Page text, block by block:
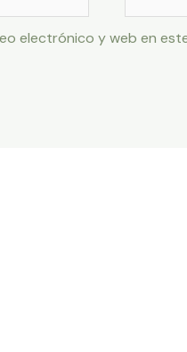
electrónico y web en